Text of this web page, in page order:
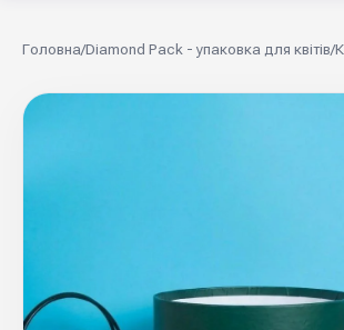
Головна/Diamond Pack - упаковка для квітів/